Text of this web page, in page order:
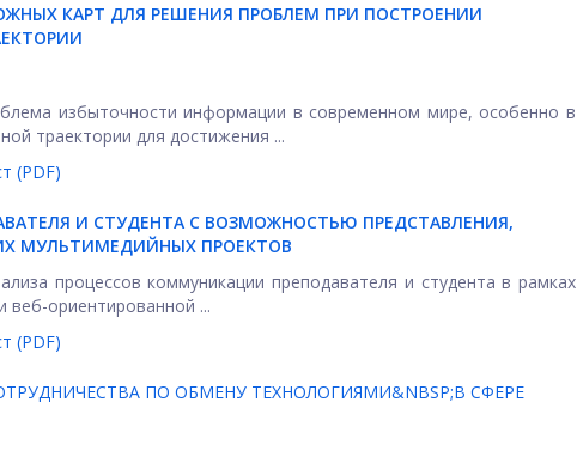
КАРТ ДЛЯ РЕШЕНИЯ ПРОБЛЕМ ПРИ ПОСТРОЕНИИ
избыточности информации в современном мире, особенно в
траектории для достижения ...
(PDF)
И СТУДЕНТА С ВОЗМОЖНОСТЬЮ ПРЕДСТАВЛЕНИЯ,
МУЛЬТИМЕДИЙНЫХ ПРОЕКТОВ
процессов коммуникации преподавателя и студента в рамках
веб-ориентированной ...
(PDF)
ПО ОБМЕНУ ТЕХНОЛОГИЯМИ&NBSP;В СФЕРЕ